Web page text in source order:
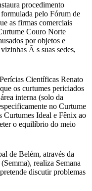
procedimento
pelo Fórum de
as firmas comerciais
Couro Norte
por objetos e
Ã s suas sedes,
Científicas Renato
os curtumes periciados
interna (solo da
no Curtume
Curtumes Ideal e Fênix ao
o equilíbrio do meio
de Belém, através da
realiza Semana
discutir problemas